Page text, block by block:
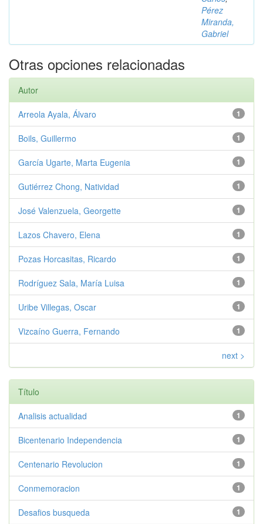
Pérez
Miranda,
Gabriel
Otras opciones relacionadas
Autor
1
Arreola Ayala, Álvaro
1
Boils, Guillermo
1
García Ugarte, Marta Eugenia
1
Gutiérrez Chong, Natividad
1
José Valenzuela, Georgette
1
Lazos Chavero, Elena
1
Pozas Horcasitas, Ricardo
1
Rodríguez Sala, María Luisa
1
Uribe Villegas, Oscar
1
Vizcaíno Guerra, Fernando
next >
Título
1
Analisis actualidad
1
Bicentenario Independencia
1
Centenario Revolucion
1
Conmemoracion
1
Desafios busqueda